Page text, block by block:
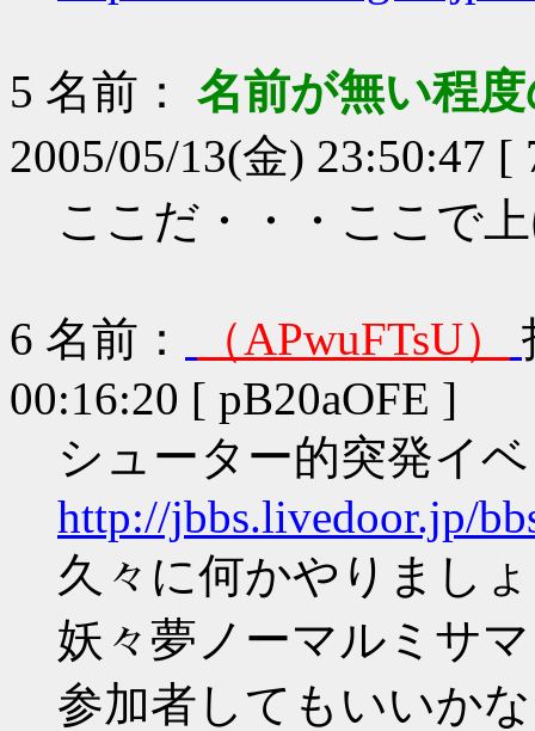
5 名前：
名前が無い程
2005/05/13(金) 23:50:47 [
ここだ・・・ここで
6 名前： （APwuFTsU）
00:16:20 [ pB20aOFE ]
シューター的突発イ
http://jbbs.livedoor.jp/
久々に何かやりまし
妖々夢ノーマルミサ
参加者してもいいか